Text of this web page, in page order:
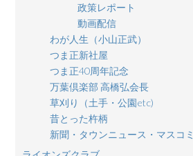
政策レポート
動画配信
わが人生（小山正武）
つま正新社屋
つま正40周年記念
万葉倶楽部 高橋弘会長
草刈り（土手・公園etc)
昔とった杵柄
新聞・タウンニュース・マスコミ